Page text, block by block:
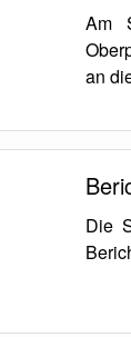
Am
an
Die